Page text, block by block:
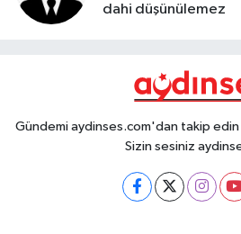
dahi düşünülemez
Gündemi aydinses.com'dan takip edin
Sizin sesiniz